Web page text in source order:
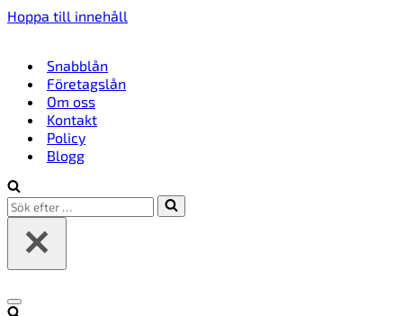
Hoppa till innehåll
Snabblån
Företagslån
Om oss
Kontakt
Policy
Blogg
Sök
efter
Navigeringsmeny